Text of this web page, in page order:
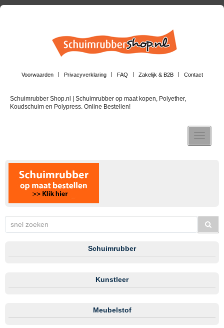
Voorwaarden Privacyverklaring FAQ Zakelijk & B2B Contact
Schuimrubber Shop.nl | Schuimrubber op maat kopen, Polyether,
Koudschuim en Polypress. Online Bestellen!
Toggle
Schuimrubber
Kunstleer
Meubelstof